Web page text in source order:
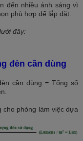
đến nhiều ánh sáng vì
phù hợp để lắp đặt.
đây:
đèn cần dùng
cần dùng = Tổng số
phòng làm việc dựa